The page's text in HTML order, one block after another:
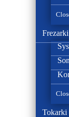
Frezarki
Tokarki